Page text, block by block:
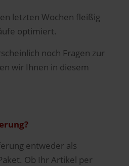
letzten Wochen fleißig
optimiert.
noch Fragen zur
wir Ihnen in diesem
entweder als
Ob Ihr Artikel per